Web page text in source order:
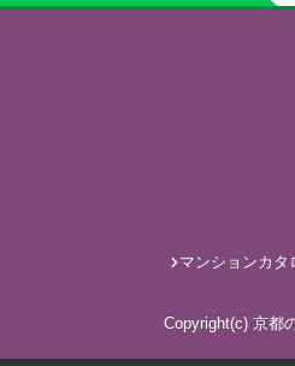
マンションカタ
Copyright(c) 京都